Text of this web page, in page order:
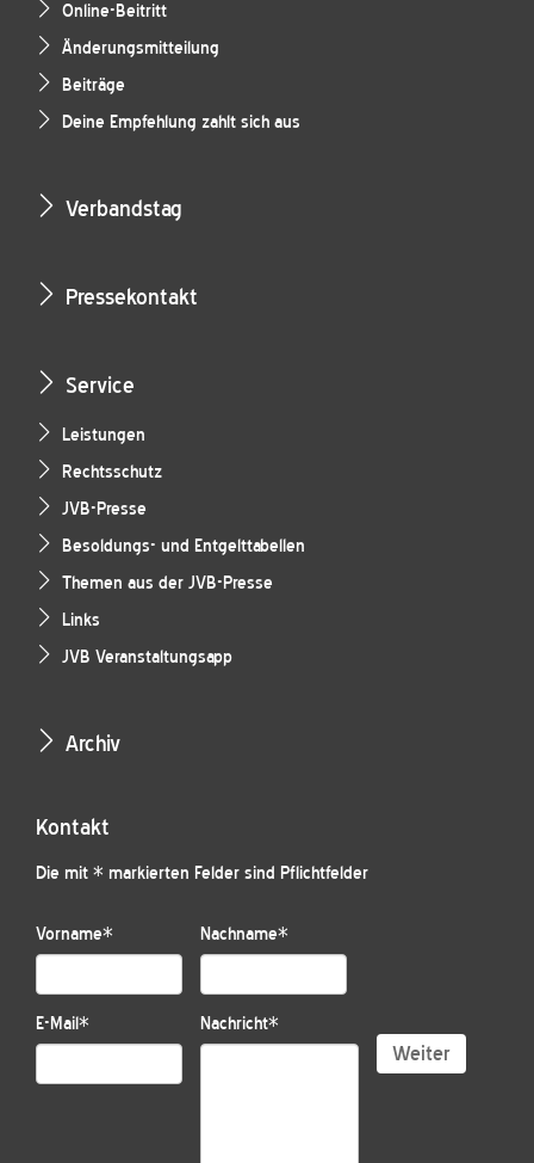
Online-Beitritt
Änderungsmitteilung
Beiträge
Deine Empfehlung zahlt sich aus
Verbandstag
Pressekontakt
Service
Leistungen
Rechtsschutz
JVB-Presse
Besoldungs- und Entgelttabellen
Themen aus der JVB-Presse
Links
JVB Veranstaltungsapp
Archiv
Kontakt
Die mit * markierten Felder sind Pflichtfelder
Vorname* Nachname*
E-Mail* Nachricht*
Weiter